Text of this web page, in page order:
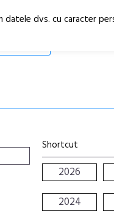
Shortcut
2026
2024
dvs. cu caracter